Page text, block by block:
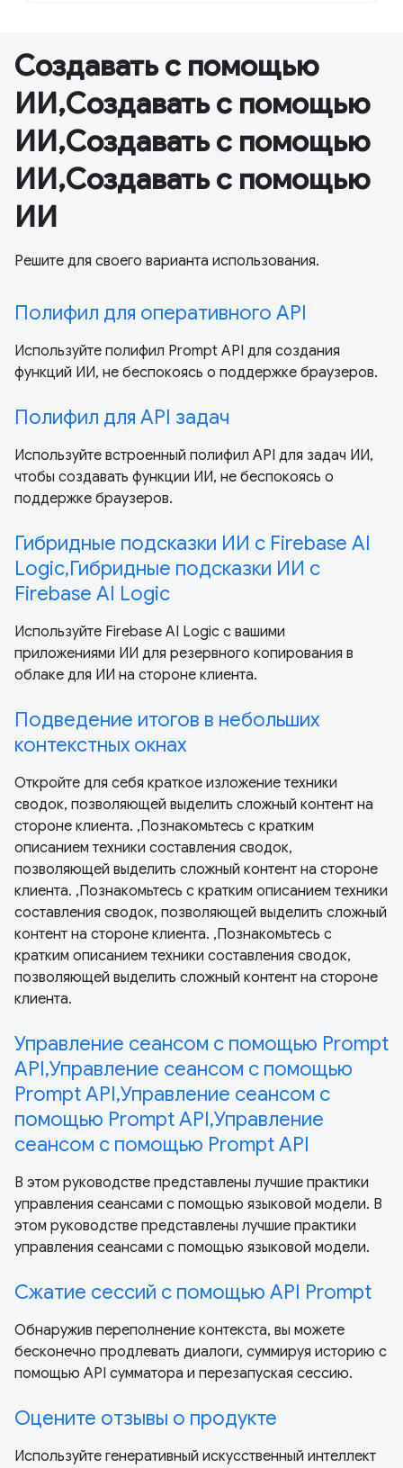
Создавать с помощью
ИИ,Создавать с помощью
ИИ,Создавать с помощью
ИИ,Создавать с помощью
ИИ
Решите для своего варианта использования.
Полифил для оперативного API
Используйте полифил Prompt API для создания
функций ИИ, не беспокоясь о поддержке браузеров.
Полифил для API задач
Используйте встроенный полифил API для задач ИИ,
чтобы создавать функции ИИ, не беспокоясь о
поддержке браузеров.
Гибридные подсказки ИИ с Firebase AI
Logic,Гибридные подсказки ИИ с
Firebase AI Logic
Используйте Firebase AI Logic с вашими
приложениями ИИ для резервного копирования в
облаке для ИИ на стороне клиента.
Подведение итогов в небольших
контекстных окнах
Откройте для себя краткое изложение техники
сводок, позволяющей выделить сложный контент на
стороне клиента. ,Познакомьтесь с кратким
описанием техники составления сводок,
позволяющей выделить сложный контент на стороне
клиента. ,Познакомьтесь с кратким описанием техники
составления сводок, позволяющей выделить сложный
контент на стороне клиента. ,Познакомьтесь с
кратким описанием техники составления сводок,
позволяющей выделить сложный контент на стороне
клиента.
Управление сеансом с помощью Prompt
API,Управление сеансом с помощью
Prompt API,Управление сеансом с
помощью Prompt API,Управление
сеансом с помощью Prompt API
В этом руководстве представлены лучшие практики
управления сеансами с помощью языковой модели. В
этом руководстве представлены лучшие практики
управления сеансами с помощью языковой модели.
Сжатие сессий с помощью API Prompt
Обнаружив переполнение контекста, вы можете
бесконечно продлевать диалоги, суммируя историю с
помощью API сумматора и перезапуская сессию.
Оцените отзывы о продукте
Используйте генеративный искусственный интеллект